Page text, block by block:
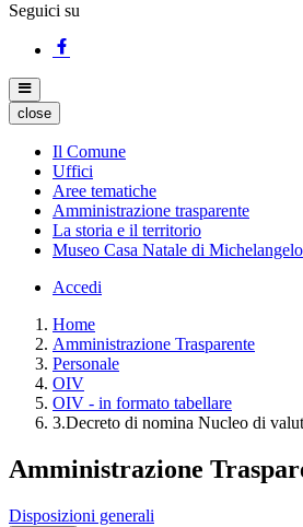
Seguici su
close
Il Comune
Uffici
Aree tematiche
Amministrazione trasparente
La storia e il territorio
Museo Casa Natale di Michelangelo
Accedi
Home
Amministrazione Trasparente
Personale
OIV
OIV - in formato tabellare
3.Decreto di nomina Nucleo di
Amministrazione
Disposizioni generali